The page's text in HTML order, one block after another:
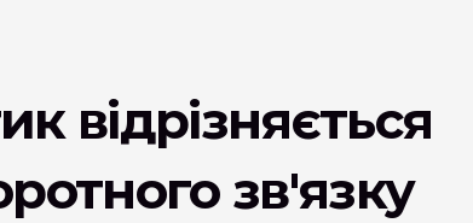
відрізняється
зв'язку